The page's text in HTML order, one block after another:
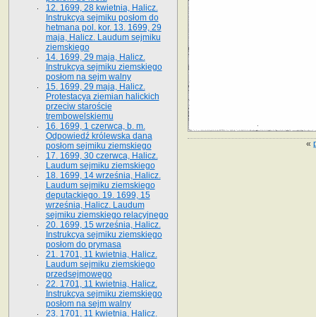
«
12. 1699, 28 kwietnia, Halicz.
Instrukcya sejmiku posłom do
hetmana pol. kor. 13. 1699, 29
maja, Halicz. Laudum sejmiku
ziemskiego
14. 1699, 29 maja, Halicz.
Instrukcya sejmiku ziemskiego
posłom na sejm walny
15. 1699, 29 maja, Halicz.
Protestacya ziemian halickich
przeciw staroście
trembowelskiemu
16. 1699, 1 czerwca, b. m.
Odpowiedź królewska dana
posłom sejmiku ziemskiego
17. 1699, 30 czerwca, Halicz.
Laudum sejmiku ziemskiego
18. 1699, 14 września, Halicz.
Laudum sejmiku ziemskiego
deputackiego. 19. 1699, 15
września, Halicz. Laudum
sejmiku ziemskiego relacyjnego
20. 1699, 15 września, Halicz.
Instrukcya sejmiku ziemskiego
posłom do prymasa
21. 1701, 11 kwietnia, Halicz.
Laudum sejmiku ziemskiego
przedsejmowego
22. 1701, 11 kwietnia, Halicz.
Instrukcya sejmiku ziemskiego
posłom na sejm walny
23. 1701, 11 kwietnia, Halicz.